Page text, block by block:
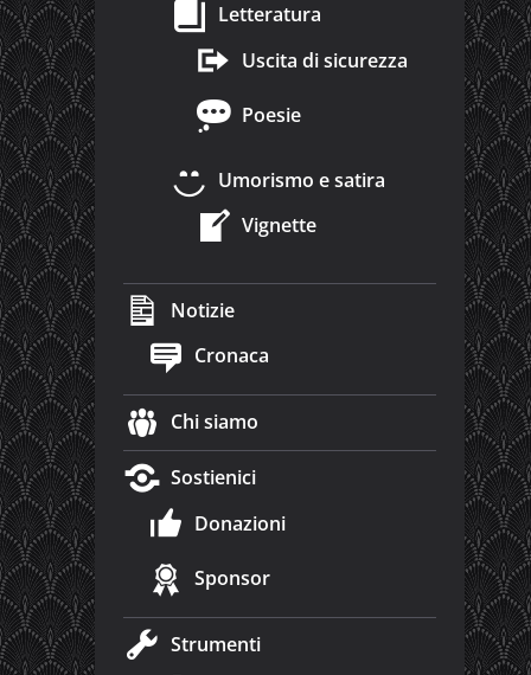
Letteratura
Uscita di sicurezza
Poesie
Umorismo e satira
Vignette
Notizie
Cronaca
Chi siamo
Sostienici
Donazioni
Sponsor
Strumenti